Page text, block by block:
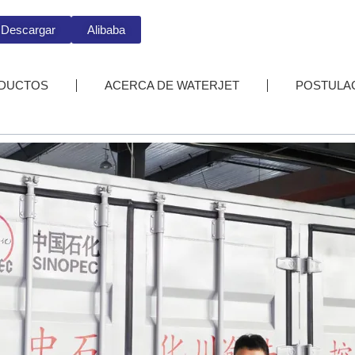
Descargar Alibaba
ACERCA DE WATERJET